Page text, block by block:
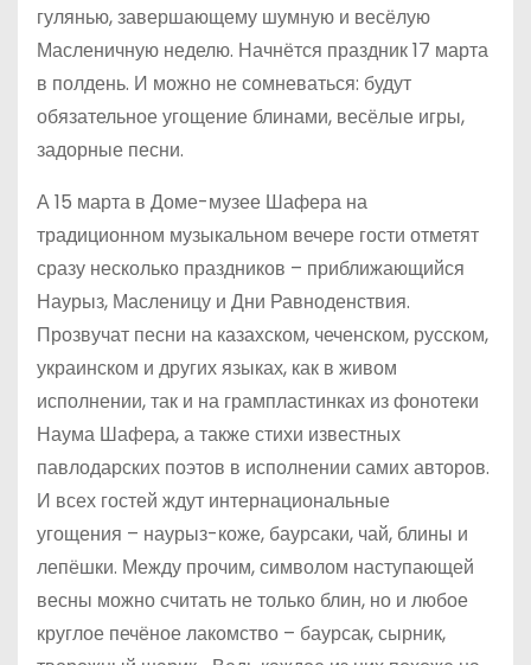
гулянью, завершающему шумную и весёлую
Масленичную неделю. Начнётся праздник 17 марта
в полдень. И можно не сомневаться: будут
обязательное угощение блинами, весёлые игры,
задорные песни.
А 15 марта в Доме-музее Шафера на
традиционном музыкальном вечере гости отметят
сразу несколько праздников – приближающийся
Наурыз, Масленицу и Дни Равноденствия.
Прозвучат песни на казахском, чеченском, русском,
украинском и других языках, как в живом
исполнении, так и на грампластинках из фонотеки
Наума Шафера, а также стихи известных
павлодарских поэтов в исполнении самих авторов.
И всех гостей ждут интернациональные
угощения – наурыз-коже, баурсаки, чай, блины и
лепёшки. Между прочим, символом наступающей
весны можно считать не только блин, но и любое
круглое печёное лакомство – баурсак, сырник,